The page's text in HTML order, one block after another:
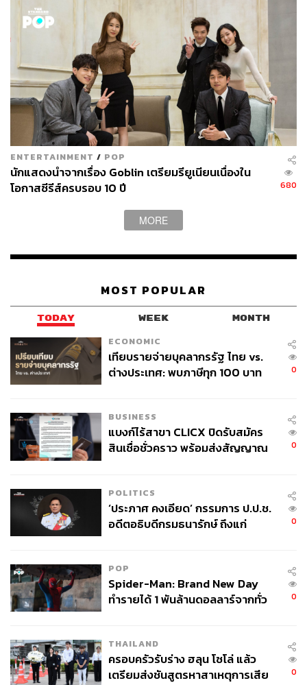
ENTERTAINMENT / POP
นักแสดงนำจากเรื่อง Goblin เตรียมรียูเนียนเนื่องใน
โอกาสซีรีส์ครบรอบ 10 ปี
680
MORE
MOST POPULAR
TODAY WEEK MONTH
ECONOMIC
เทียบรายจ่ายบุคลากรรัฐ ไทย vs.
ต่างประเทศ: พบภาษีทุก 100 บาท
0
BUSINESS
แบงก์ไร้สาขา CLICX ปิดรับสมัคร
สินเชื่อชั่วคราว พร้อมส่งสัญญาณ
0
POLITICS
‘ประภาศ คงเอียด’ กรรมการ ป.ป.ช.
อดีตอธิบดีกรมธนารักษ์ ถึงแก่
0
POP
Spider-Man: Brand New Day
ทำรายได้ 1 พันล้านดอลลาร์จากทั่ว
0
THAILAND
ครอบครัวรับร่าง ฮลุน โซโล่ แล้ว
เตรียมส่งชันสูตรหาสาเหตุการเสีย
0